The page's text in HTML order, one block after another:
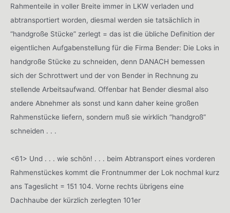
Rahmenteile in voller Breite immer in LKW verladen und
abtransportiert worden, diesmal werden sie tatsächlich in
“handgroße Stücke” zerlegt = das ist die übliche Definition der
eigentlichen Aufgabenstellung für die Firma Bender: Die Loks in
handgroße Stücke zu schneiden, denn DANACH bemessen
sich der Schrottwert und der von Bender in Rechnung zu
stellende Arbeitsaufwand. Offenbar hat Bender diesmal also
andere Abnehmer als sonst und kann daher keine großen
Rahmenstücke liefern, sondern muß sie wirklich “handgroß”
schneiden . . .
<61> Und . . . wie schön! . . . beim Abtransport eines vorderen
Rahmenstückes kommt die Frontnummer der Lok nochmal kurz
ans Tageslicht = 151 104. Vorne rechts übrigens eine
Dachhaube der kürzlich zerlegten 101er